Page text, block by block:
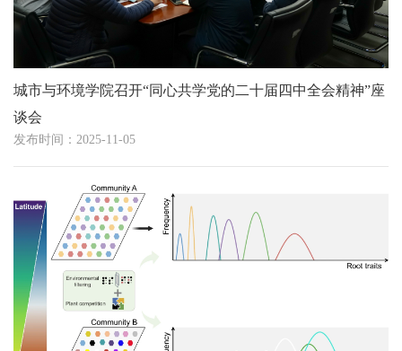
城市与环境学院召开“同心共学党的二十届四中全会精神”座
谈会
发布时间：2025-11-05